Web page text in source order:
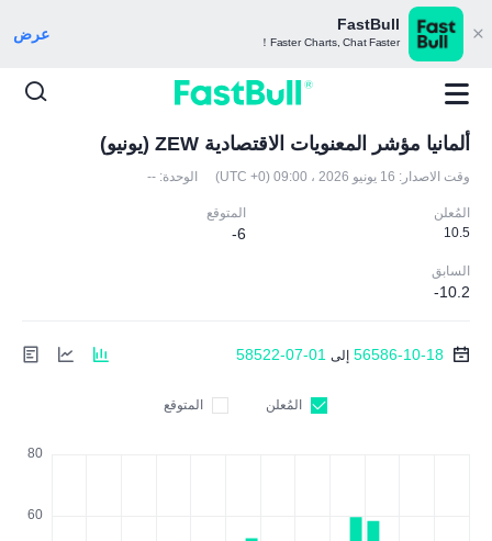
FastBull
Faster Charts, Chat Faster！ عرض
ألمانيا مؤشر المعنويات الاقتصادية ZEW (يونيو)
وقت الاصدار: 16 يونيو 2026 ، 09:00 (UTC +0) الوحدة: --
المُعلن
10.5
المتوقع
-6
السابق
-10.2
56586-10-18 إلى 58522-07-01
المُعلن المتوقع